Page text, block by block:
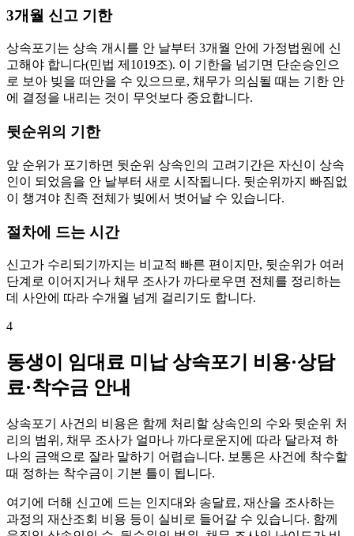
3개월 신고 기한
상속포기는 상속 개시를 안 날부터 3개월 안에 가정법원에 신
고해야 합니다(민법 제1019조). 이 기한을 넘기면 단순승인으
로 보아 빚을 떠안을 수 있으므로, 채무가 의심될 때는 기한 안
에 결정을 내리는 것이 무엇보다 중요합니다.
뒷순위의 기한
앞 순위가 포기하면 뒷순위 상속인의 고려기간은 자신이 상속
인이 되었음을 안 날부터 새로 시작됩니다. 뒷순위까지 빠짐없
이 챙겨야 친족 전체가 빚에서 벗어날 수 있습니다.
절차에 드는 시간
신고가 수리되기까지는 비교적 빠른 편이지만, 뒷순위가 여러
단계로 이어지거나 채무 조사가 까다로우면 전체를 정리하는
데 사안에 따라 수개월 넘게 걸리기도 합니다.
4
동생이 임대료 미납 상속포기 비용·상담
료·착수금 안내
상속포기 사건의 비용은 함께 처리할 상속인의 수와 뒷순위 처
리의 범위, 채무 조사가 얼마나 까다로운지에 따라 달라져 하
나의 금액으로 잘라 말하기 어렵습니다. 보통은 사건에 착수할
때 정하는 착수금이 기본 틀이 됩니다.
여기에 더해 신고에 드는 인지대와 송달료, 재산을 조사하는
과정의 재산조회 비용 등이 실비로 들어갈 수 있습니다. 함께